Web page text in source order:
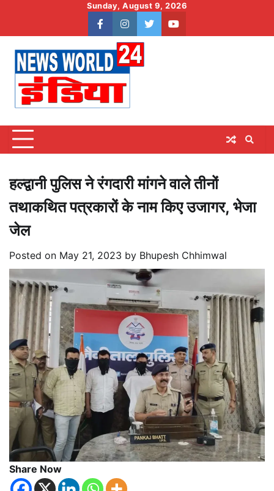
content
Sunday, August 9, 2026
facebookinstagram
twitteryoutube
हल्द्वानी पुलिस ने रंगदारी मांगने वाले तीनों
तथाकथित पत्रकारों के नाम किए उजागर, भेजा
जेल
Posted on May 21, 2023 by Bhupesh Chhimwal
Share Now